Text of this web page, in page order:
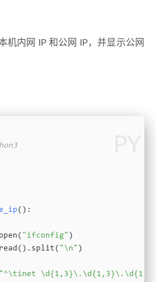
机内网 IP 和公网 IP，并显示公网
():
"ifconfig" )
"\n" )
"^\tinet